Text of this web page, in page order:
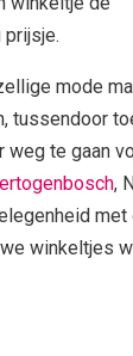
mode
tussendoor
te gaan
,
winkeltjes